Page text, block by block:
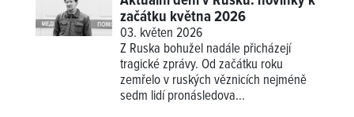
začátku května 2026
03. květen 2026
Z Ruska bohužel nadále přicházejí
tragické zprávy. Od začátku roku
zemřelo v ruských věznicích nejméně
sedm lidí pronásledova...